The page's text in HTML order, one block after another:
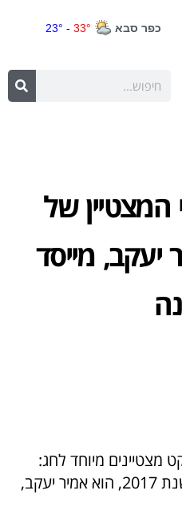
של
יעקב, מייסד
מצטיינים מיוחד לחג:
הפעיל החברתי המצטיין לשנת 2017, הוא אמיר יעקב,